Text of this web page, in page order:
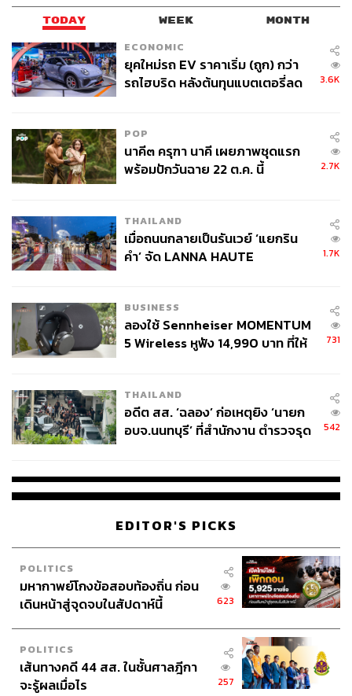
ABOUT THE AUTHOR
TODAY WEEK MONTH
ECONOMIC
ยุคใหม่รถ EV ราคาเริ่ม (ถูก) กว่า
รถไฮบริด หลังต้นทุนแบตเตอรี่ลด
3.6K
POP
นาคี๓ ครุฑา นาคี เผยภาพชุดแรก
พร้อมปักวันฉาย 22 ต.ค. นี้
2.7K
THAILAND
เมื่อถนนกลายเป็นรันเวย์ ‘แยกริน
คำ’ จัด LANNA HAUTE
1.7K
BUSINESS
ลองใช้ Sennheiser MOMENTUM
5 Wireless หูฟัง 14,990 บาท ที่ให้
731
THAILAND
อดีต สส. ‘ฉลอง’ ก่อเหตุยิง ‘นายก
อบจ.นนทบุรี’ ที่สำนักงาน ตำรวจรุด
542
EDITOR'S PICKS
POLITICS
มหากาพย์โกงข้อสอบท้องถิ่น ก่อน
เดินหน้าสู่จุดจบในสัปดาห์นี้
623
POLITICS
เส้นทางคดี 44 สส. ในชั้นศาลฎีกา
จะรู้ผลเมื่อไร
257